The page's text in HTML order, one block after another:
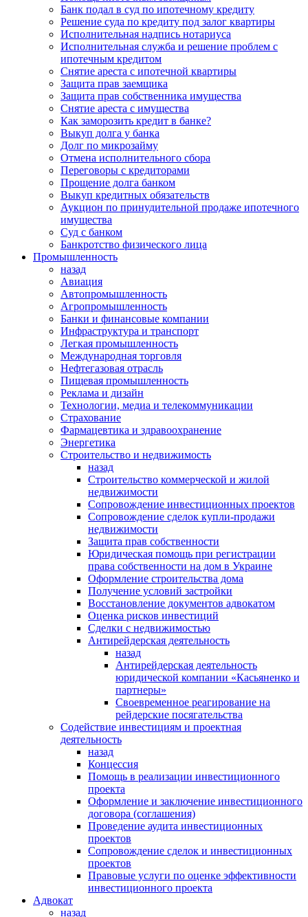
Банк подал в суд по ипотечному кредиту
Решение суда по кредиту под залог квартиры
Исполнительная надпись нотариуса
Исполнительная служба и решение проблем с
ипотечным кредитом
Снятие ареста с ипотечной квартиры
Защита прав заемщика
Защита прав собственника имущества
Снятие ареста с имущества
Как заморозить кредит в банке?
Выкуп долга у банка
Долг по микрозайму
Отмена исполнительного сбора
Переговоры с кредиторами
Прощение долга банком
Выкуп кредитных обязательств
Аукцион по принудительной продаже ипотечного
имущества
Суд с банком
Банкротство физического лица
Промышленность
назад
Авиация
Автопромышленность
Агропромышленность
Банки и финансовые компании
Инфраструктура и транспорт
Легкая промышленность
Международная торговля
Нефтегазовая отрасль
Пищевая промышленность
Реклама и дизайн
Технологии, медиа и телекоммуникации
Страхование
Фармацевтика и здравоохранение
Энергетика
Строительство и недвижимость
назад
Строительство коммерческой и жилой
недвижимости
Сопровождение инвестиционных проектов
Сопровождение сделок купли-продажи
недвижимости
Защита прав собственности
Юридическая помощь при регистрации
права собственности на дом в Украине
Оформление строительства дома
Получение условий застройки
Восстановление документов адвокатом
Оценка рисков инвестиций
Сделки с недвижимостью
Антирейдерская деятельность
назад
Антирейдерская деятельность
юридической компании «Касьяненко и
партнеры»
Своевременное реагирование на
рейдерские посягательства
Содействие инвестициям и проектная
деятельность
назад
Концессия
Помощь в реализации инвестиционного
проекта
Оформление и заключение инвестиционного
договора (соглашения)
Проведение аудита инвестиционных
проектов
Сопровождение сделок и инвестиционных
проектов
Правовые услуги по оценке эффективности
инвестиционного проекта
Адвокат
назад